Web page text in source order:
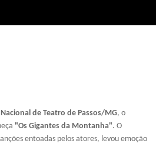
de Teatro de Passos/MG, o
"Os Gigantes da Montanha". O
entoadas pelos atores, levou emoção